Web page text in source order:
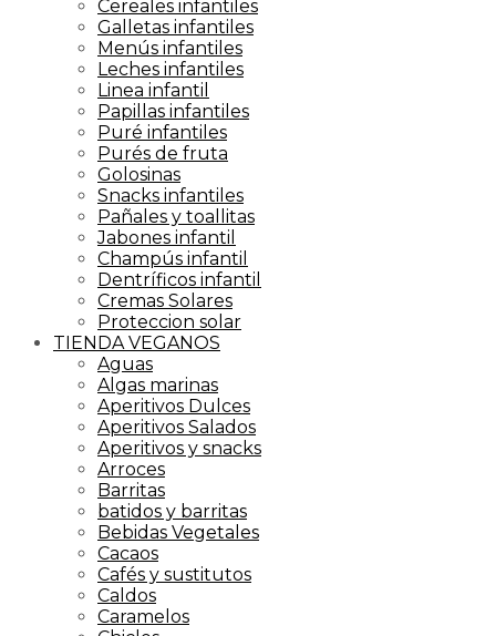
Cereales infantiles
Galletas infantiles
Menús infantiles
Leches infantiles
Linea infantil
Papillas infantiles
Puré infantiles
Purés de fruta
Golosinas
Snacks infantiles
Pañales y toallitas
Jabones infantil
Champús infantil
Dentríficos infantil
Cremas Solares
Proteccion solar
TIENDA VEGANOS
Aguas
Algas marinas
Aperitivos Dulces
Aperitivos Salados
Aperitivos y snacks
Arroces
Barritas
batidos y barritas
Bebidas Vegetales
Cacaos
Cafés y sustitutos
Caldos
Caramelos